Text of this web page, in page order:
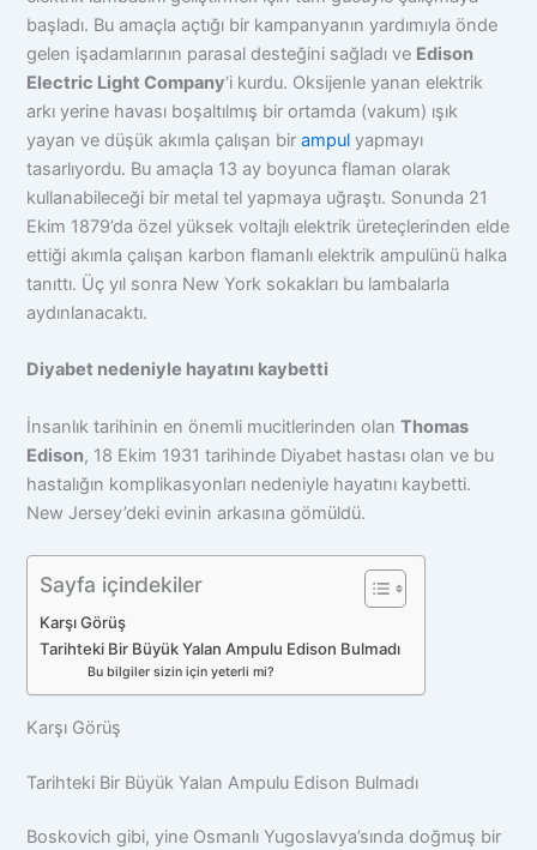
başladı. Bu amaçla açtığı bir kampanyanın yardımıyla önde
gelen işadamlarının parasal desteğini sağladı ve Edison
Electric Light Company‘i kurdu. Oksijenle yanan elektrik
arkı yerine havası boşaltılmış bir ortamda (vakum) ışık
yayan ve düşük akımla çalışan birampul yapmayı
tasarlıyordu. Bu amaçla 13 ay boyunca flaman olarak
kullanabileceği bir metal tel yapmaya uğraştı. Sonunda 21
Ekim 1879’da özel yüksek voltajlı elektrik üreteçlerinden elde
ettiği akımla çalışan karbon flamanlı elektrik ampulünü halka
tanıttı. Üç yıl sonra New York sokakları bu lambalarla
aydınlanacaktı.
Diyabet nedeniyle hayatını kaybetti
İnsanlık tarihinin en önemli mucitlerinden olanThomas
Edison, 18 Ekim 1931 tarihinde Diyabet hastası olan ve bu
hastalığın komplikasyonları nedeniyle hayatını kaybetti.
New Jersey’deki evinin arkasına gömüldü.
Sayfa içindekiler
Karşı Görüş
Tarihteki Bir Büyük Yalan Ampulu Edison Bulmadı
Bu bilgiler sizin için yeterli mi?
Karşı Görüş
Tarihteki Bir Büyük Yalan Ampulu Edison Bulmadı
Boskovich gibi, yine Osmanlı Yugoslavya’sında doğmuş bir